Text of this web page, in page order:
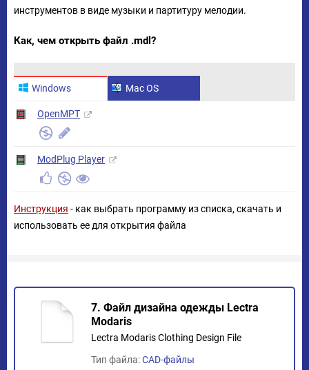
инструментов в виде музыки и партитуру мелодии.
Как, чем открыть файл .mdl?
Windows Mac OS
OpenMPT
ModPlug Player
Инструкция - как выбрать программу из списка, скачать и
использовать ее для открытия файла
7. Файл дизайна одежды Lectra
Modaris
Lectra Modaris Clothing Design File
Тип файла:CAD-файлы